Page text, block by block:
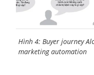
Hình 4: Buyer journey
marketing automation